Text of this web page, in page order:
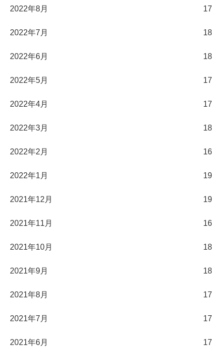
2022年8月 17
2022年7月 18
2022年6月 18
2022年5月 17
2022年4月 17
2022年3月 18
2022年2月 16
2022年1月 19
2021年12月 19
2021年11月 16
2021年10月 18
2021年9月 18
2021年8月 17
2021年7月 17
2021年6月 17